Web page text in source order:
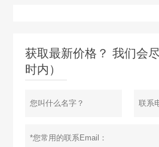
获取最新价格？ 我们会
时内）